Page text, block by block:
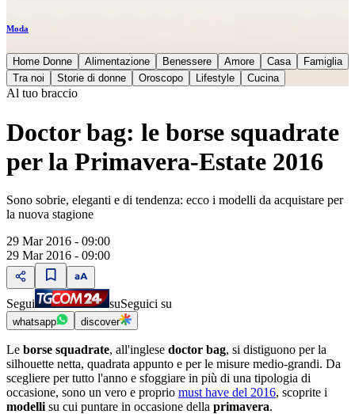
Moda
Home Donne Alimentazione Benessere Amore Casa
Famiglia
Tra noi
Storie di donne Oroscopo Lifestyle Cucina
Al tuo braccio
Doctor bag: le borse squadrate
per la Primavera-Estate 2016
Sono sobrie, eleganti e di tendenza: ecco i modelli da acquistare per
la nuova stagione
29 Mar 2016 - 09:00
29 Mar 2016 - 09:00
Segui suSeguici su
whatsapp discover
Le borse squadrate, all'inglese doctor bag, si distiguono per la
silhouette netta, quadrata appunto e per le misure medio-grandi. Da
scegliere per tutto l'anno e sfoggiare in più di una tipologia di
occasione, sono un vero e proprio must have del 2016, scoprite i
modelli su cui puntare in occasione della primavera.